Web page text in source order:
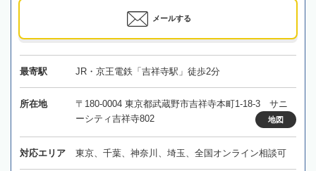
メールする
最寄駅 JR・京王電鉄「吉祥寺駅」徒歩2分
所在地
〒180-0004 東京都武蔵野市吉祥寺本町1-18-3 サニ
ーシティ吉祥寺802
地図
対応エリア 東京、千葉、神奈川、埼玉、全国オンライン相談可